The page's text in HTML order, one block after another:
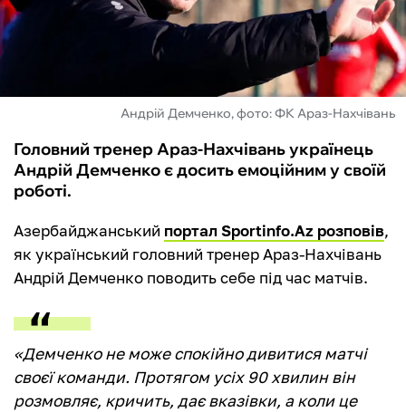
ІНШІ
Андрій Демченко, фото: ФК Араз-Нахчівань
Головний тренер Араз-Нахчівань українець
Андрій Демченко є досить емоційним у своїй
роботі.
Азербайджанський портал Sportinfo.Az розповів,
як український головний тренер Араз-Нахчівань
Андрій Демченко поводить себе під час матчів.
«Демченко не може спокійно дивитися матчі
своєї команди. Протягом усіх 90 хвилин він
розмовляє, кричить, дає вказівки, а коли це